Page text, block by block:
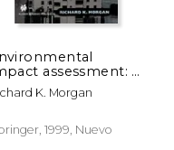
dcto.
assessment: a
(en Inglés)
K. Morgan
1999, Nuevo